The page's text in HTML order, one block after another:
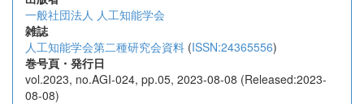
一般社団法人 人工知能学会
雑誌
人工知能学会第二種研究会資料 (ISSN:24365556)
巻号頁・発行日
vol.2023, no.AGI-024, pp.05, 2023-08-08 (Released:2023-
08-08)